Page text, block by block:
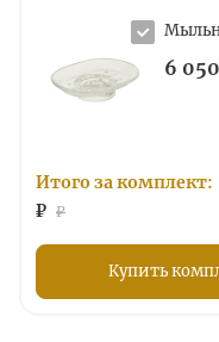
6
Итого за комплект:
₽ ₽
Купить